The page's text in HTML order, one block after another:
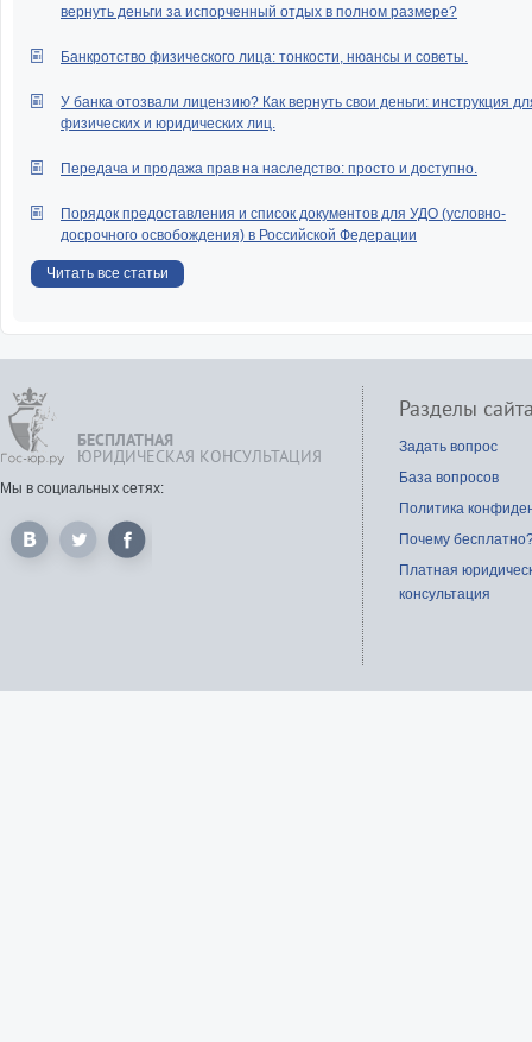
вернуть деньги за испорченный отдых в полном размере?
Банкротство физического лица: тонкости, нюансы и советы.
У банка отозвали лицензию? Как вернуть свои деньги: инструкция
физических и юридических лиц.
Передача и продажа прав на наследство: просто и доступно.
Порядок предоставления и список документов для УДО (условно-
досрочного освобождения) в Российской Федерации
Читать все статьи
БЕСПЛАТНАЯ
ЮРИДИЧЕСКАЯ КОНСУЛЬТАЦИЯ
Мы в социальных сетях:
Разделы
Задать вопрос
База вопросов
Политика
Почему
Платная
консультация